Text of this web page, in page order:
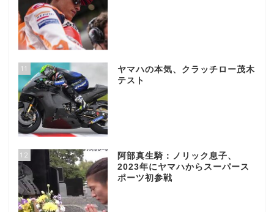
11
ヤマハの本気、クラッチロー茂木
テスト
12
阿部真生騎：ノリック息子、
2023年にヤマハからスーパース
ポーツ初参戦